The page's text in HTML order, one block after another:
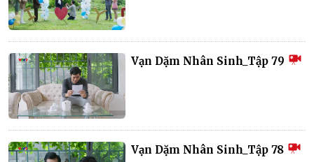
Vạn Dặm Nhân Sinh_Tập 79
Vạn Dặm Nhân Sinh_Tập 78